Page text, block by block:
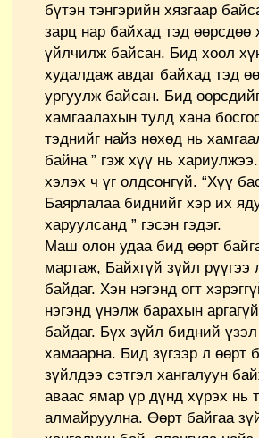
бүтэн тэнгэрийн хязгаар
зарц нар байхад тэд өөрсдөө
үйлчилж байсан. Бид хоол
худалдаж авдаг байхад тэд
ургуулж байсан. Бид
хамгаалахын тулд хана
тэднийг найз нөхөд нь
байна ” гэж хүү нь
хэлэх ч үг олдсонгүй. “Хүү
Баярлалаа биднийг хэр их
харуулсанд ” гэсэн гэдэг.
Маш олон удаа бид өөрт
мартаж, Байхгүй зүйл рүүгээ
байдаг. Хэн нэгэнд огт
нэгэнд үнэлж барахын
байдаг. Бүх зүйл бидний
хамаарна. Бид зүгээр л өөрт
зүйлдээ сэтгэл хангалуун
аваас ямар үр дүнд хүрэх нь
алмайруулна. Өөрт байгаа